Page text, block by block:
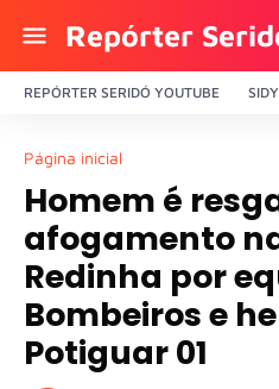
Repórter
REPÓRTER SERIDÓ YOUTUBE
Página inicial
Homem é
afogamento
Redinha por
Bombeiros e
Potiguar 01